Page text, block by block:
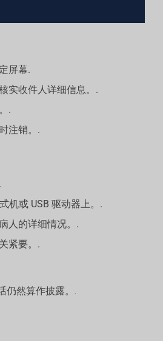
屏幕.
实收件人详细信息。.
.
注销。.
机或 USB 驱动器上。.
人的详细情况。.
紧要。.
然算作披露。.